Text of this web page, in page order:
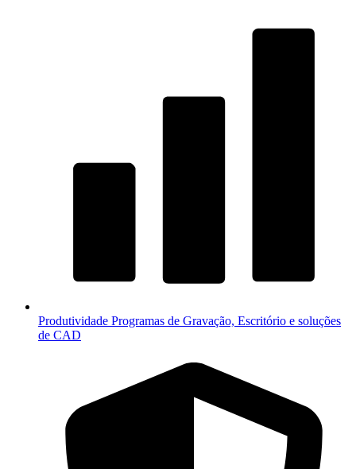
Produtividade Programas de Gravação, Escritório e soluções
de CAD